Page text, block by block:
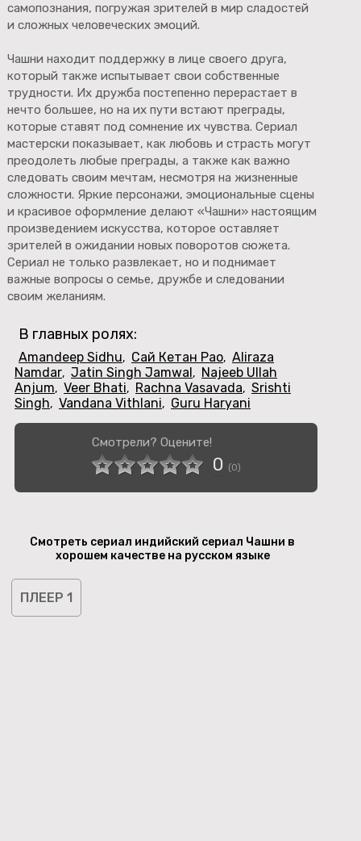
самопознания, погружая зрителей в мир сладостей
и сложных человеческих эмоций.
Чашни находит поддержку в лице своего друга,
который также испытывает свои собственные
трудности. Их дружба постепенно перерастает в
нечто большее, но на их пути встают преграды,
которые ставят под сомнение их чувства. Сериал
мастерски показывает, как любовь и страсть могут
преодолеть любые преграды, а также как важно
следовать своим мечтам, несмотря на жизненные
сложности. Яркие персонажи, эмоциональные сцены
и красивое оформление делают «Чашни» настоящим
произведением искусства, которое оставляет
зрителей в ожидании новых поворотов сюжета.
Сериал не только развлекает, но и поднимает
важные вопросы о семье, дружбе и следовании
своим желаниям.
В главных ролях:
Amandeep Sidhu, Сай Кетан Рао, Aliraza
Namdar, Jatin Singh Jamwal, Najeeb Ullah
Anjum, Veer Bhati, Rachna Vasavada, Srishti
Singh, Vandana Vithlani, Guru Haryani
Смотрели? Оцените!
0 (0)
Смотреть сериал индийский сериал Чашни в
хорошем качестве на русском языке
ПЛЕЕР 1